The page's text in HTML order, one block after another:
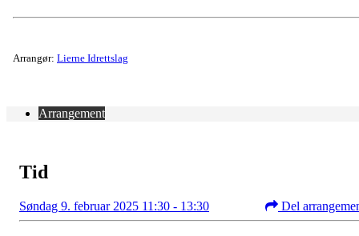
Arrangør: Lierne Idrettslag
Arrangement
Tid
Søndag 9. februar 2025 11:30 - 13:30 Del